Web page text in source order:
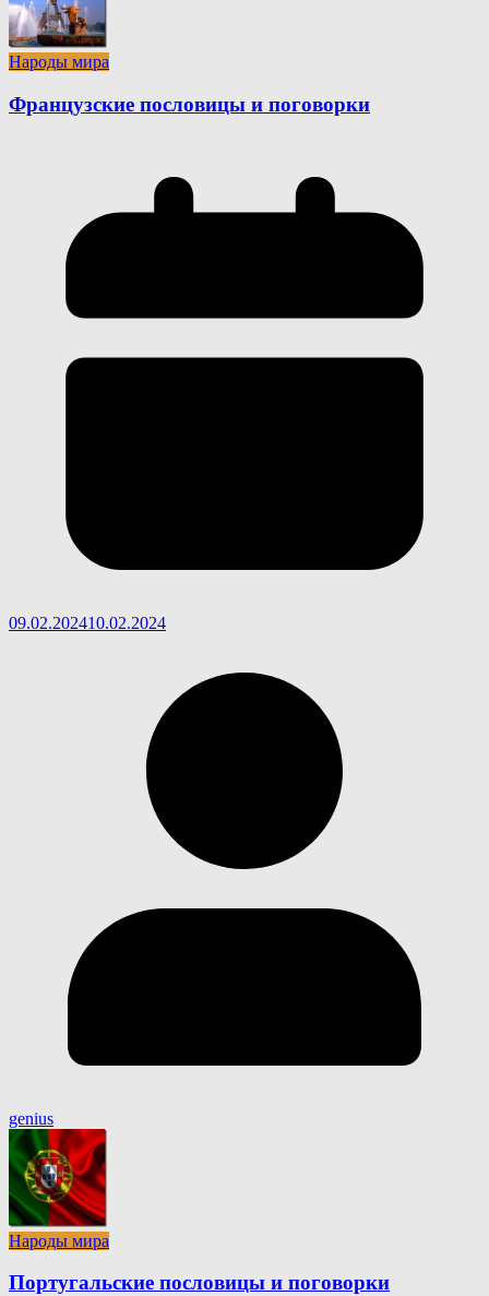
Народы мира
Французские пословицы и поговорки
09.02.202410.02.2024
genius
Народы мира
Португальские пословицы и поговорки